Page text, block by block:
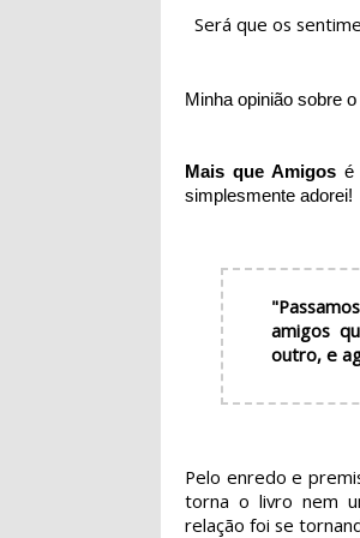
Será que os
Minha opinião sobre
Mais que Amigos é
simplesmente adorei!
amigos
outro, e
Pelo enredo e
torna o livro nem
relação foi se